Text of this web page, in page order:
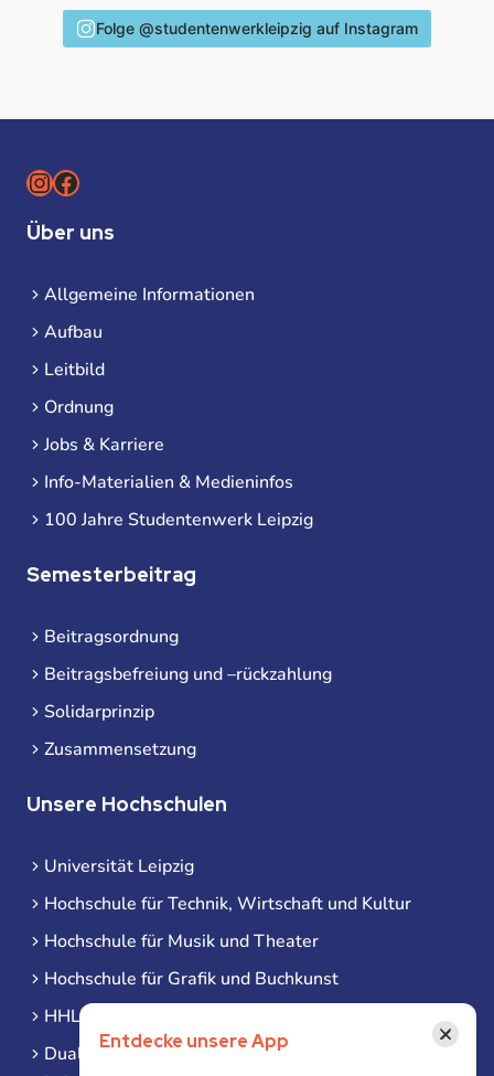
Folge @studentenwerkleipzig auf Instagram
Instagram
Facebook
Über uns
Allgemeine Informationen
Aufbau
Leitbild
Ordnung
Jobs & Karriere
Info-Materialien & Medieninfos
100 Jahre Studentenwerk Leipzig
Semesterbeitrag
Beitragsordnung
Beitragsbefreiung und –rückzahlung
Solidarprinzip
Zusammensetzung
Unsere Hochschulen
Universität Leipzig
Hochschule für Technik, Wirtschaft und Kultur
Hochschule für Musik und Theater
Hochschule für Grafik und Buchkunst
HHL Leipzig
Duale Hochschule Sachsen (DHSN) am Standort
Entdecke unsere App ×